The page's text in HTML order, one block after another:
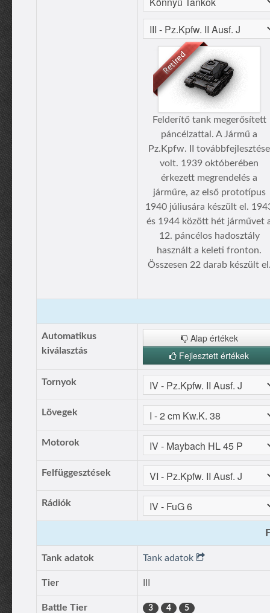
Felderítő tank megerősített
páncélzattal. A Jármű a
Pz.Kpfw. II továbbfejlesztése
volt. 1939 októberében
érkezett megrendelés a
járműre, az első prototípus
1940 júliusára készült el.
és 1944 között hét járművet
12. páncélos hadosztály
használt a keleti fronton.
Összesen 22 darab készült
Automatikus
kiválasztás
Alap értékek
Fejlesztett értékek
Tornyok
Lövegek
Motorok
Felfüggesztések
Rádiók
Tank adatok Tank adatok
Tier
Battle Tier 3 4 5